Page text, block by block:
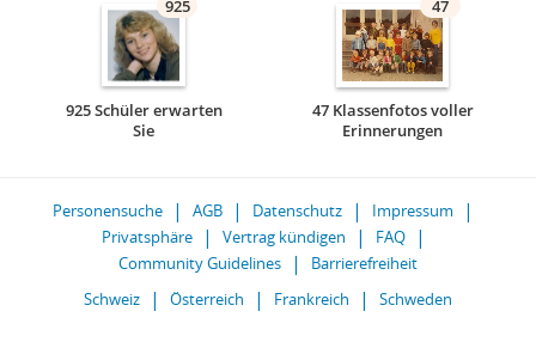
925
925 Schüler erwarten
Sie
47
47 Klassenfotos voller
Erinnerungen
Personensuche AGB Datenschutz
Impressum
Privatsphäre
Vertrag kündigen
FAQ
Community Guidelines
Barrierefreiheit
Schweiz
Österreich Frankreich Schweden